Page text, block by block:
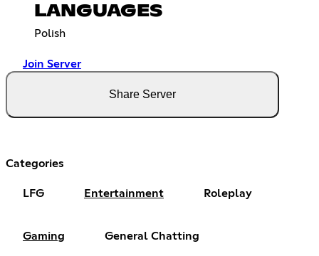
LANGUAGES
Polish
Join Server
Share Server
Categories
LFG Entertainment Roleplay
Gaming General Chatting